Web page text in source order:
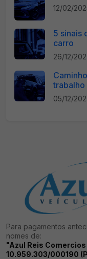
12/02/
5 sinais
carro
26/12/
05/12/
Para pagamentos
nomes de:
"Azul Reis Comercios
10.959.303/000190